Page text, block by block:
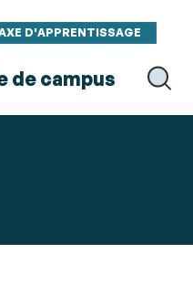
D'APPRENTISSAGE
de campus